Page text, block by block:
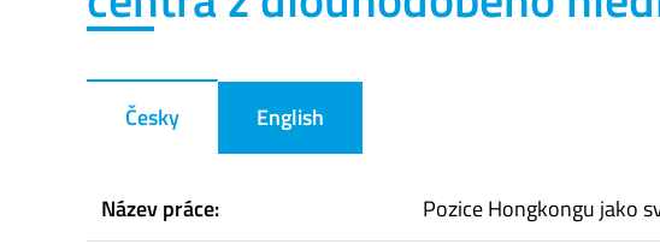
Česky English
Název práce:
Pozice Hongkongu jako